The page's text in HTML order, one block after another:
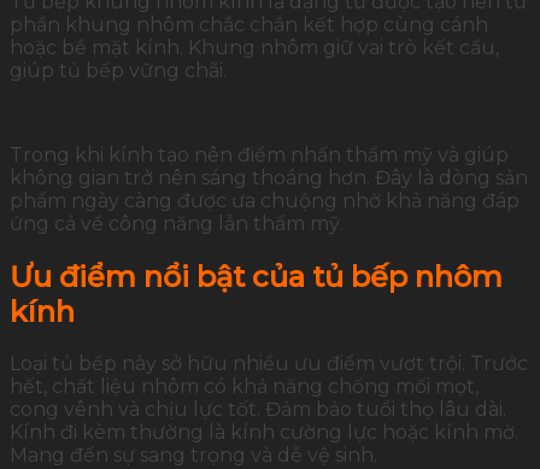
phần khung nhôm chắc chắn kết hợp cùng cánh
hoặc bề mặt kính. Khung nhôm giữ vai trò kết cấu,
giúp tủ bếp vững chãi.
Trong khi kính tạo nên điểm nhấn thẩm mỹ và giúp
không gian trở nên sáng thoáng hơn. Đây là dòng sản
phẩm ngày càng được ưa chuộng nhờ khả năng đáp
ứng cả về công năng lẫn thẩm mỹ.
Ưu điểm nổi bật của tủ bếp nhôm
kính
Loại tủ bếp này sở hữu nhiều ưu điểm vượt trội. Trước
hết, chất liệu nhôm có khả năng chống mối mọt,
cong vênh và chịu lực tốt. Đảm bảo tuổi thọ lâu dài.
Kính đi kèm thường là kính cường lực hoặc kính mờ.
Mang đến sự sang trọng và dễ vệ sinh.